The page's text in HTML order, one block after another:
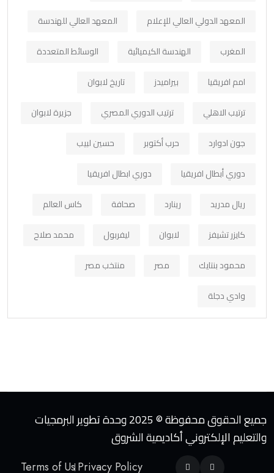
المعهد الدولي العالي للإعلام
المعهد العالي للهندسة
المغرب
الهندسة الكيميائية
الوسائط المتعددة
امم افريقيا
بيراميدز
تاريخ لابوان
ترتيب الاهلي
ترتيب الدوري المصري
جزيرة لابوان
جون ادوارد
حرب أكتوبر
حسين لبيب
دوري أبطال افريقيا
دوري ابطال افريقيا
ريال مدريد
رينارد صحافة
كاس العالم
كايزر تشيفز
لابوان ليفربول
محمد صلاح
محمود بنتايك
مصر
منتخب مصر
وادي دجلة
جميع الحقوق محفوظة © 2025 وحدة تطوير البرمجيات
والتعليم الإلكتروني أكاديمية الشروق
Terms of UsPrivacy Policy